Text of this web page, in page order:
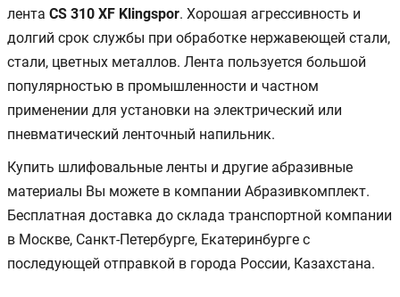
лента CS 310 XF Klingspor. Хорошая агрессивность и
долгий срок службы при обработке нержавеющей стали,
стали, цветных металлов. Лента пользуется большой
популярностью в промышленности и частном
применении для установки на электрический или
пневматический ленточный напильник.
Купить шлифовальные ленты и другие абразивные
материалы Вы можете в компании Абразивкомплект.
Бесплатная доставка до склада транспортной компании
в Москве, Санкт-Петербурге, Екатеринбурге с
последующей отправкой в города России, Казахстана.